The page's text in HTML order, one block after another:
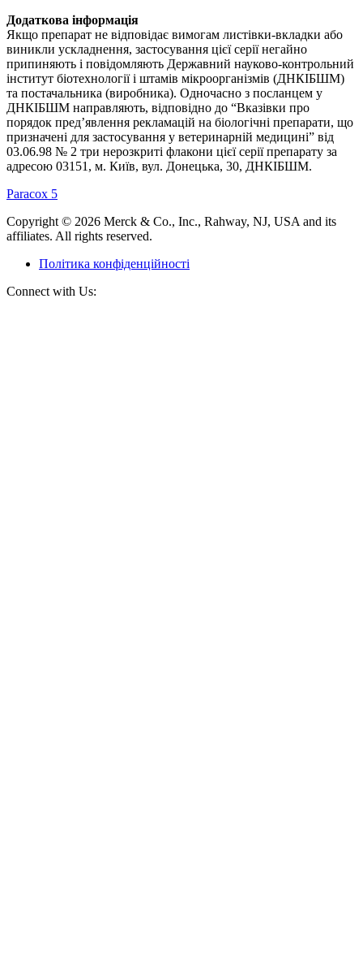
Додаткова інформація
Якщо препарат не відповідає вимогам листівки-вкладки або
виникли ускладнення, застосування цієї серії негайно
припиняють і повідомляють Державний науково-контрольний
інститут біотехнології і штамів мікроорганізмів (ДНКІБШМ)
та постачальника (виробника). Одночасно з посланцем у
ДНКІБШМ направляють, відповідно до “Вказівки про
порядок пред’явлення рекламацій на біологічні препарати, що
призначені для застосування у ветеринарній медицині” від
03.06.98 № 2 три нерозкриті флакони цієї серії препарату за
адресою 03151, м. Київ, вул. Донецька, 30, ДНКІБШМ.
Paracox 5
Copyright © 2026 Merck & Co., Inc., Rahway, NJ, USA and its
affiliates. All rights reserved.
Політика конфіденційності
Connect with Us: